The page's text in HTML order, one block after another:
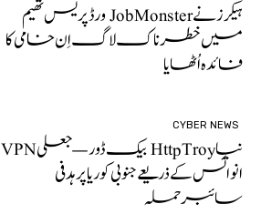
ہیکرز نے JobMonster ورڈپریس تھیم
میں خطرناک لاگ اِن خامی کا
فائدہ اُٹھایا
CYBER NEWS
نیا HttpTroy بیک ڈور — جعلی VPN
انوائس کے ذریعے جنوبی کوریا پر ہدفی
سائبر حملہ